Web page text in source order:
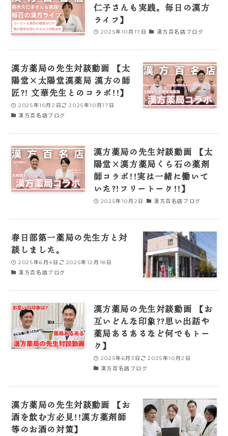
仁子さんも実践。毎日の漢方
ライフ】
2025年10月17日 漢方百名店ブログ
漢方薬局の先生対談動画 【太
陽堂×太陽堂漢薬局 漢方の師
匠?! 文華先生とのコラボ!!】
2025年10月2日
2025年10月17日
漢方百名店ブログ
漢方薬局の先生対談動画 【太
陽堂×漢方薬局くら石の薬剤
師コラボ!!実は一緒に働いて
いた?!フリートーク!!】
2025年10月2日 漢方百名店ブログ
春日部第一薬局の先生方と対
談しました。
2025年6月4日
2025年12月18日
漢方百名店ブログ
漢方薬局の先生対談動画 【お
互いどんな印象??思い出話や
薬局あるあるなど何でもトー
ク】
2025年6月3日
2025年10月2日
漢方百名店ブログ
漢方薬局の先生対談動画 【お
酒を飲む方必見!!漢方薬剤師
等のお酒の対策】